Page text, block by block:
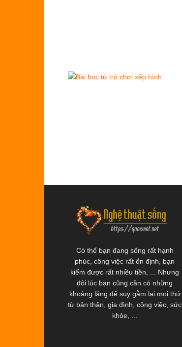
Có thể bạn đang sống rất hạnh
phúc, công việc rất ổn định, bạn
kiếm được rất nhiều tiền, ... Nhưng
đôi lúc bạn cũng cần có những
khoảng lặng để suy gẫm lại mọi thứ
từ bản thân, gia đình, công việc, sức
khỏe, ...